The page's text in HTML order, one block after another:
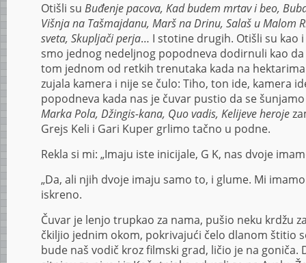
Otišli su Buđenje pacova, Kad budem mrtav i beo,
Višnja na Tašmajdanu, Marš na Drinu, Salaš u Malom
sveta, Skupljači perja… I stotine drugih. Otišli su kao
smo jednog nedeljnog popodneva dodirnuli kao
tom jednom od retkih trenutaka kada na
zujala kamera i nije se čulo: Tiho, ton ide, kamera
popodneva kada nas je čuvar pustio da se
Marka Pola, Džingis-kana, Quo vadis, Kelijeve heroje
Grejs Keli i Gari Kuper grlimo tačno u podne.
Rekla si mi: „Imaju iste inicijale, G K, nas dvoje
„Da, ali njih dvoje imaju samo to, i glume. Mi
iskreno.
Čuvar je lenjo trupkao za nama, pušio neku krdžu
čkiljio jednim okom, pokrivajući čelo dlanom štitio
bude naš vodič kroz filmski grad, ličio je na goniča.